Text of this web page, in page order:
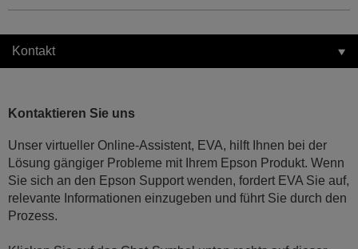
Kontakt
Kontaktieren Sie uns
Unser virtueller Online-Assistent, EVA, hilft Ihnen bei der
Lösung gängiger Probleme mit Ihrem Epson Produkt. Wenn
Sie sich an den Epson Support wenden, fordert EVA Sie auf,
relevante Informationen einzugeben und führt Sie durch den
Prozess.